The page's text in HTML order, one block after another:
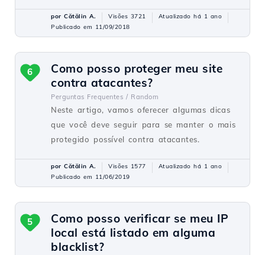
por Cătălin A. Visões 3721
Atualizado há 1 ano
Publicado em 11/09/2018
Como posso proteger meu site
contra atacantes?
Perguntas Frequentes / Random
Neste artigo, vamos oferecer algumas dicas
que você deve seguir para se manter o mais
protegido possível contra atacantes.
6
por Cătălin A. Visões 1577
Atualizado há 1 ano
Publicado em 11/06/2019
Como posso verificar se meu IP
local está listado em alguma
blacklist?
5